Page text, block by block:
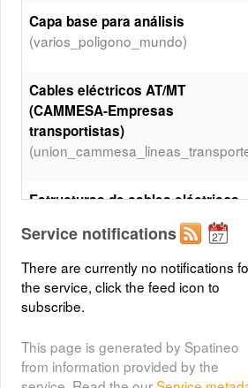
Capa base para análisis
(varios_poligono_mundo)
Cables eléctricos AT/MT
(CAMMESA-Empresas
transportistas)
Estructuras de cables eléctricos
AT (Empresas transportistas)
Estaciones transformadoras
eléctricas AT/MT (Empresas
(electrica_transporte_visor_eett)
Service notifications
There are currently no notifications
the service, click the feed icon to
subscribe.
This page is generated by Spatineo
from information provided by the